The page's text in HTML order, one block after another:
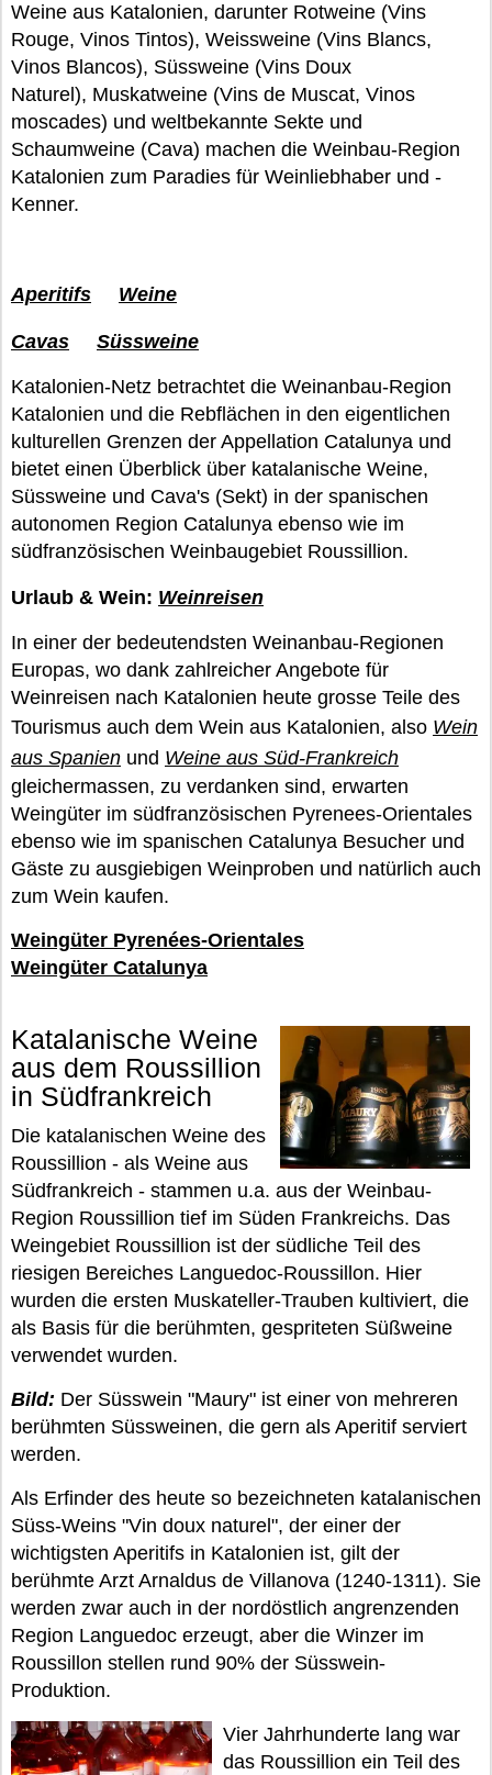
Weine aus Katalonien, darunter Rotweine (Vins
Rouge, Vinos Tintos), Weissweine (Vins Blancs,
Vinos Blancos), Süssweine (Vins Doux
Naturel), Muskatweine (Vins de Muscat, Vinos
moscades) und weltbekannte Sekte und
Schaumweine (Cava) machen die Weinbau-Region
Katalonien zum Paradies für Weinliebhaber und -
Kenner.
Aperitifs Weine
Cavas Süssweine
Katalonien-Netz betrachtet die Weinanbau-Region
Katalonien und die Rebflächen in den eigentlichen
kulturellen Grenzen der Appellation Catalunya und
bietet einen Überblick über katalanische Weine,
Süssweine und Cava's (Sekt) in der spanischen
autonomen Region Catalunya ebenso wie im
südfranzösischen Weinbaugebiet Roussillion.
Urlaub & Wein: Weinreisen
In einer der bedeutendsten Weinanbau-Regionen
Europas, wo dank zahlreicher Angebote für
Weinreisen nach Katalonien heute grosse Teile des
Tourismus auch dem Wein aus Katalonien, also Wein
aus Spanien und Weine aus Süd-Frankreich
gleichermassen, zu verdanken sind, erwarten
Weingüter im südfranzösischen Pyrenees-Orientales
ebenso wie im spanischen Catalunya Besucher und
Gäste zu ausgiebigen Weinproben und natürlich auch
zum Wein kaufen.
Weingüter Pyrenées-Orientales
Weingüter Catalunya
Katalanische Weine
aus dem Roussillion
in Südfrankreich
Die katalanischen Weine des
Roussillion - als Weine aus
Südfrankreich - stammen u.a. aus der Weinbau-
Region Roussillion tief im Süden Frankreichs. Das
Weingebiet Roussillion ist der südliche Teil des
riesigen Bereiches Languedoc-Roussillon. Hier
wurden die ersten Muskateller-Trauben kultiviert, die
als Basis für die berühmten, gespriteten Süßweine
verwendet wurden.
Bild: Der Süsswein "Maury" ist einer von mehreren
berühmten Süssweinen, die gern als Aperitif serviert
werden.
Als Erfinder des heute so bezeichneten katalanischen
Süss-Weins "Vin doux naturel", der einer der
wichtigsten Aperitifs in Katalonien ist, gilt der
berühmte Arzt Arnaldus de Villanova (1240-1311). Sie
werden zwar auch in der nordöstlich angrenzenden
Region Languedoc erzeugt, aber die Winzer im
Roussillon stellen rund 90% der Süsswein-
Produktion.
Vier Jahrhunderte lang war
das Roussillion ein Teil des